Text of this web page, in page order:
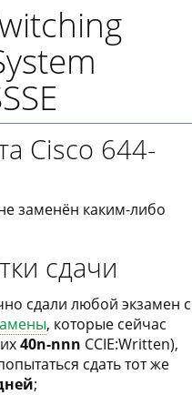
Cisco 644-
заменён каким-либо
сдачи
сдали любой экзамен с
, которые сейчас
40n-nnn CCIE:Written),
сдать тот же
;